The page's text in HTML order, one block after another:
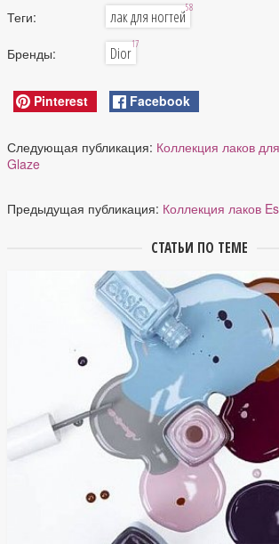
Теги: лак для ногтей58
Бренды: Dior17
Pinterest Facebook
Следующая публикация: Коллекция лаков
Glaze
Предыдущая публикация: Коллекция лаков
СТАТЬИ ПО ТЕМЕ